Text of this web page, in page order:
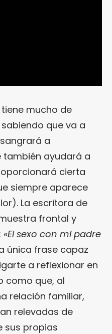
tiene mucho de
que va a
a
también ayudará a
cierta
siempre aparece
La escritora de
frontal y
El sexo con mi padre
única frase capaz
a reflexionar en
como que, al
relación familiar,
relevadas de
sus propias